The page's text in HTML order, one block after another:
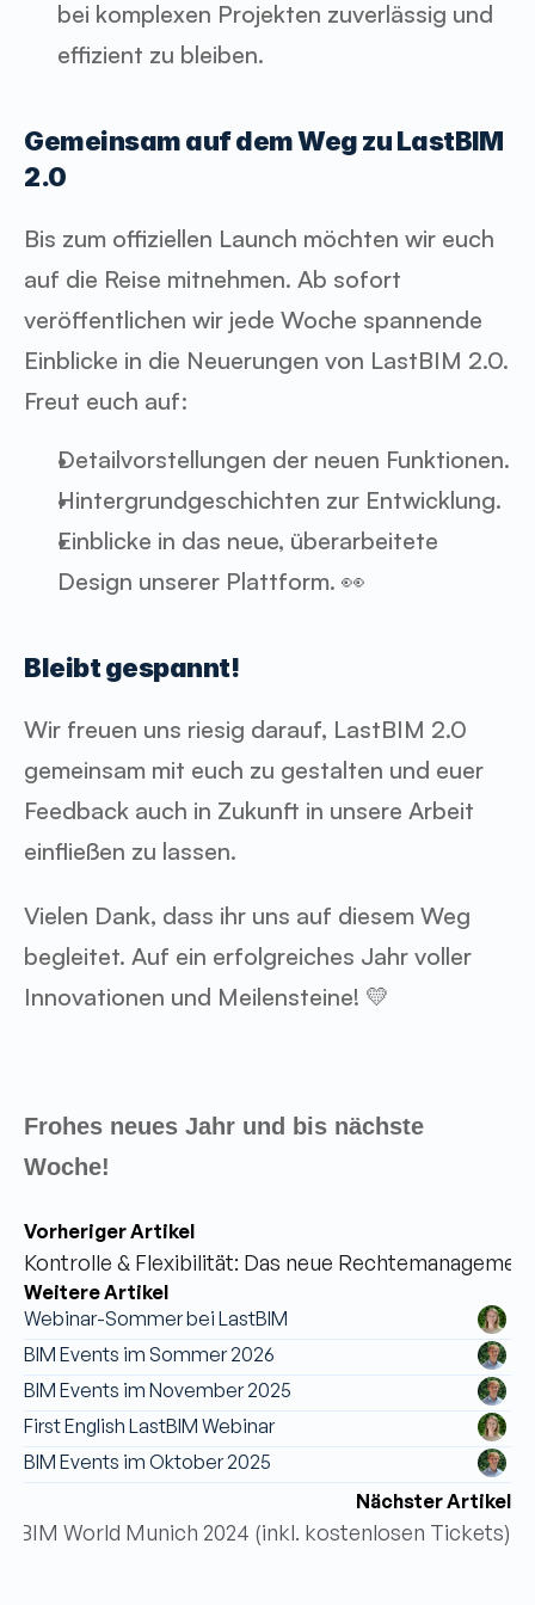
bei komplexen Projekten zuverlässig und
effizient zu bleiben.
Gemeinsam auf dem Weg zu LastBIM
2.0
Bis zum offiziellen Launch möchten wir euch
auf die Reise mitnehmen. Ab sofort
veröffentlichen wir jede Woche spannende
Einblicke in die Neuerungen von LastBIM 2.0.
Freut euch auf:
Detailvorstellungen der neuen Funktionen.
Hintergrundgeschichten zur Entwicklung.
Einblicke in das neue, überarbeitete
Design unserer Plattform. 👀
Bleibt gespannt!
Wir freuen uns riesig darauf, LastBIM 2.0
gemeinsam mit euch zu gestalten und euer
Feedback auch in Zukunft in unsere Arbeit
einfließen zu lassen.
Vielen Dank, dass ihr uns auf diesem Weg
begleitet. Auf ein erfolgreiches Jahr voller
Innovationen und Meilensteine! 💛
Frohes neues Jahr und bis nächste
Woche!
Vorheriger Artikel
Kontrolle & Flexibilität: Das neue
Weitere Artikel
Webinar-Sommer bei LastBIM
BIM Events im Sommer 2026
BIM Events im November 2025
First English LastBIM Webinar
BIM Events im Oktober 2025
Nächster Artikel
BIM World Munich 2024 (inkl. kostenlosen Tickets)